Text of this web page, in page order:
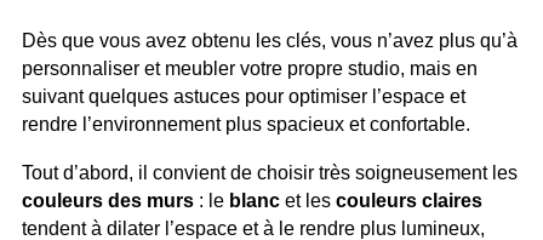
Dès que vous avez obtenu les clés, vous n’avez plus qu’à
personnaliser et meubler votre propre studio, mais en
suivant quelques astuces pour optimiser l’espace et
rendre l’environnement plus spacieux et confortable.
Tout d’abord, il convient de choisir très soigneusement les
couleurs des murs : le blanc et les couleurs claires
tendent à dilater l’espace et à le rendre plus lumineux,